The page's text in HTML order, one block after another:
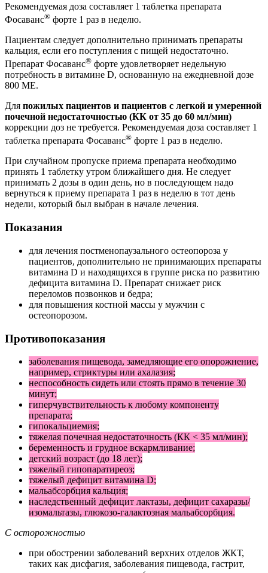
Рекомендуемая доза составляет 1 таблетка препарата
Фосаванс® форте 1 раз в неделю.
Пациентам следует дополнительно принимать препараты
кальция, если его поступления с пищей недостаточно.
Препарат Фосаванс® форте удовлетворяет недельную
потребность в витамине D, основанную на ежедневной дозе
800 ME.
Для пожилых пациентов и пациентов с легкой и умеренной
почечной недостаточностью (КК от 35 до 60 мл/мин)
коррекции доз не требуется. Рекомендуемая доза составляет 1
таблетка препарата Фосаванс® форте 1 раз в неделю.
При случайном пропуске приема препарата необходимо
принять 1 таблетку утром ближайшего дня. Не следует
принимать 2 дозы в один день, но в последующем надо
вернуться к приему препарата 1 раз в неделю в тот день
недели, который был выбран в начале лечения.
Показания
для лечения постменопаузального остеопороза у
пациентов, дополнительно не принимающих препараты
витамина D и находящихся в группе риска по развитию
дефицита витамина D. Препарат снижает риск
переломов позвонков и бедра;
для повышения костной массы у мужчин с
остеопорозом.
Противопоказания
заболевания пищевода, замедляющие его опорожнение,
например, стриктуры или ахалазия;
неспособность сидеть или стоять прямо в течение 30
минут;
гиперчувствительность к любому компоненту
препарата;
гипокальциемия;
тяжелая почечная недостаточность (КК < 35 мл/мин);
беременность и грудное вскармливание;
детский возраст (до 18 лет);
тяжелый гипопаратиреоз;
тяжелый дефицит витамина D;
мальабсорбция кальция;
наследственный дефицит лактазы, дефицит сахаразы/
изомальтазы, глюкозо-галактозная мальабсорбция.
С осторожностью
при обострении заболеваний верхних отделов ЖКТ,
таких как дисфагия, заболевания пищевода, гастрит,